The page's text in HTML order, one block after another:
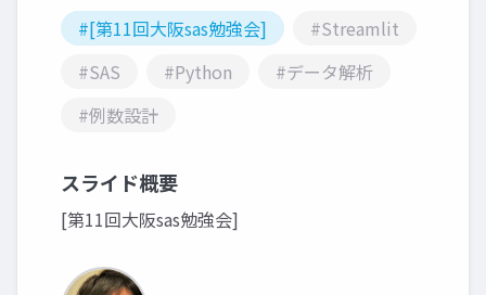
#[第11回大阪sas勉強会]
#Streamlit
#SAS
#Python
#データ解析
#例数設計
スライド概要
[第11回大阪sas勉強会]